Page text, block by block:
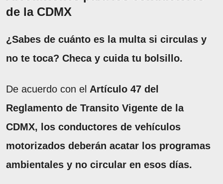
de la CDMX
¿Sabes de cuánto es la multa si circulas y
no te toca? Checa y cuida tu bolsillo.
De acuerdo con el Artículo 47 del
Reglamento de Transito Vigente de la
CDMX, los conductores de vehículos
motorizados deberán acatar los programas
ambientales y no circular en esos días.